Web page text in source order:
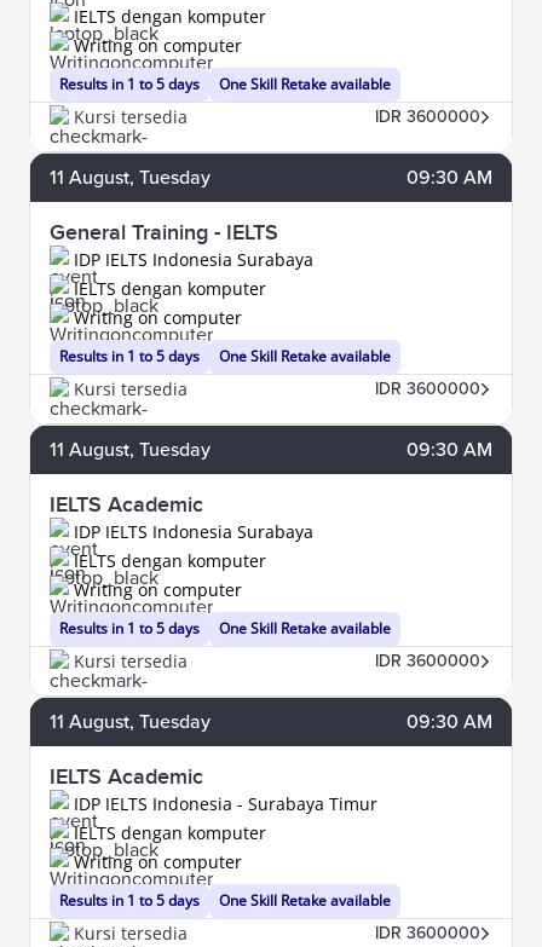
Results in 1 to 5 days
IELTS dengan komputer
Writing on computer
One Skill Retake available
Kursi tersedia IDR 3600000
11 August, Tuesday 09:30 AM
General Training - IELTS
IDP IELTS Indonesia Surabaya
Results in 1 to 5 days
IELTS dengan komputer
Writing on computer
One Skill Retake available
Kursi tersedia IDR 3600000
11 August, Tuesday 09:30 AM
IELTS Academic
IDP IELTS Indonesia Surabaya
Results in 1 to 5 days
IELTS dengan komputer
Writing on computer
One Skill Retake available
Kursi tersedia IDR 3600000
11 August, Tuesday 09:30 AM
IELTS Academic
IDP IELTS Indonesia - Surabaya Timur
Results in 1 to 5 days
IELTS dengan komputer
Writing on computer
One Skill Retake available
Kursi tersedia IDR 3600000